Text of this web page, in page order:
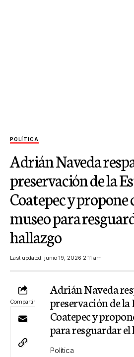
POLÍTICA
Adrián Naveda
preservación de la
Coatepec y propone
museo para
hallazgo
Last updated: junio 19, 2026 2:11 am
Compartir
Adrián Naveda
preservación de la
Coatepec y
para resguardar
Política